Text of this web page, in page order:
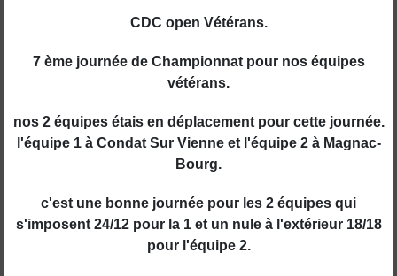
CDC open Vétérans.
7 ème journée de Championnat pour nos équipes
vétérans.
nos 2 équipes étais en déplacement pour cette journée.
l'équipe 1 à Condat Sur Vienne et l'équipe 2 à Magnac-
Bourg.
c'est une bonne journée pour les 2 équipes qui
s'imposent 24/12 pour la 1 et un nule à l'extérieur 18/18
pour l'équipe 2.